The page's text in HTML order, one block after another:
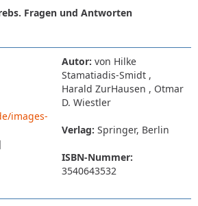
Fragen und Antworten
images-
Autor: von Hilke
Stamatiadis-Smidt ,
Harald ZurHausen , Otmar
D. Wiestler
Verlag: Springer, Berlin
ISBN-Nummer:
3540643532